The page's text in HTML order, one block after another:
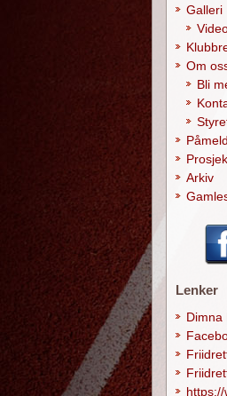
Galleri
Om
Bli
Arkiv
Lenker
Dimna